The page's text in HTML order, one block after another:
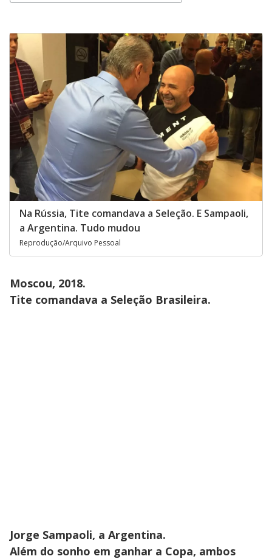
Na Rússia, Tite comandava a Seleção. E Sampaoli,
a Argentina. Tudo mudou
Reprodução/Arquivo Pessoal
Moscou, 2018.
Tite comandava a Seleção Brasileira.
Jorge Sampaoli, a Argentina.
Além do sonho em ganhar a Copa, ambos